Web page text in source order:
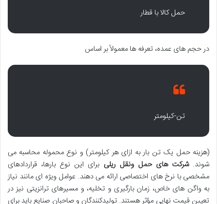
حمل کالا با قطار
در حجم های عمده، تعرفه ها معمولاً بر اساس
تن-کیلومتر
(هزینه حمل یک تن بار به ازای هر کیلومتر) و نوع محموله محاسبه می
شوند.شرکت های حمل ونقل ریلی برای این نوع بارها، قراردادهای
مشخصی با نرخ های اختصاصی ارائه می دهند. عوامل ویژه ای مانند نیاز
به واگن های خاص، زمان بارگیری و تخلیه، و مسیرهای ترانزیتی نیز در
تعیین قیمت نهایی مؤثر هستند. تولیدکنندگان و صاحبان صنایع باید برای